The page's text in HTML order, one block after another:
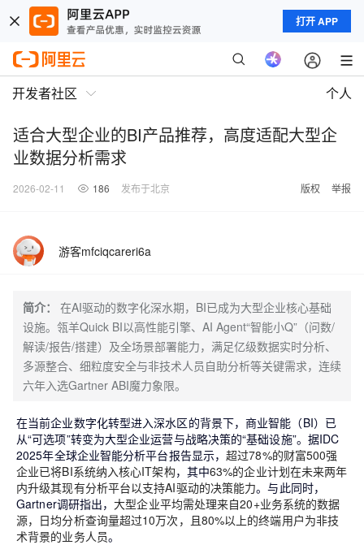
打开 APP
开发者社区 个人
适合大型企业的BI产品推荐，高度适配大型企
业数据分析需求
2026-02-11 186 发布于北京 版权 举报
游客mfciqcareri6a
简介：
在AI驱动的数字化深水期，BI已成为大型企业核心基础
设施。瓴羊Quick BI以高性能引擎、AI Agent“智能小Q”（问数/
解读/报告/搭建）及全场景部署能力，满足亿级数据实时分析、
多源整合、细粒度安全与非技术人员自助分析等关键需求，连续
六年入选Gartner ABI魔力象限。
在当前企业数字化转型进入深水区的背景下，商业智能（BI）已
从“可选项”转变为大型企业运营与战略决策的“基础设施”。据IDC
2025年全球企业智能分析平台报告显示，超过78%的财富500强
企业已将BI系统纳入核心IT架构，其中63%的企业计划在未来两年
内升级其现有分析平台以支持AI驱动的决策能力。与此同时，
Gartner调研指出，大型企业平均需处理来自20+业务系统的数据
源，日均分析查询量超过10万次，且80%以上的终端用户为非技
术背景的业务人员。